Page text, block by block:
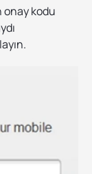
onay kodu